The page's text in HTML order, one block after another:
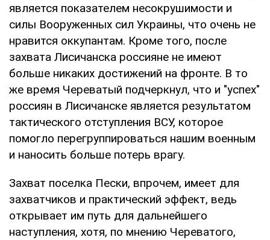
является показателем несокрушимости и
силы Вооруженных сил Украины, что очень не
нравится оккупантам. Кроме того, после
захвата Лисичанска россияне не имеют
больше никаких достижений на фронте. В то
же время Череватый подчеркнул, что и "успех"
россиян в Лисичанске является результатом
тактического отступления ВСУ, которое
помогло перегруппироваться нашим военным
и наносить больше потерь врагу.
Захват поселка Пески, впрочем, имеет для
захватчиков и практический эффект, ведь
открывает им путь для дальнейшего
наступления, хотя, по мнению Череватого,